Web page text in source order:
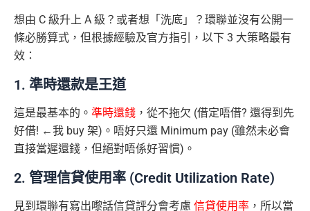
想由 C 級升上 A 級？或者想「洗底」？環聯並沒有公開一
條必勝算式，但根據經驗及官方指引，以下 3 大策略最有
效：
1. 準時還款是王道
這是最基本的。 準時還錢 ，從不拖欠 (借定唔借? 還得到先
好借! ←我 buy 架)。唔好只還 Minimum pay (雖然未必會
直接當遲還錢，但絕對唔係好習慣)。
2. 管理信貸使用率 (Credit Utilization Rate)
見到環聯有寫出嚟話信貸評分會考慮 信貸使用率 ，所以當